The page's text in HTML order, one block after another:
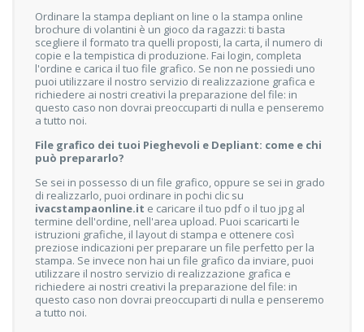
Ordinare la stampa depliant on line o la stampa online
brochure di volantini è un gioco da ragazzi: ti basta
scegliere il formato tra quelli proposti, la carta, il numero di
copie e la tempistica di produzione. Fai login, completa
l'ordine e carica il tuo file grafico. Se non ne possiedi uno
puoi utilizzare il nostro servizio di realizzazione grafica e
richiedere ai nostri creativi la preparazione del file: in
questo caso non dovrai preoccuparti di nulla e penseremo
a tutto noi.
File grafico dei tuoi Pieghevoli e Depliant: come e chi
può prepararlo?
Se sei in possesso di un file grafico, oppure se sei in grado
di realizzarlo, puoi ordinare in pochi clic su
ivacstampaonline.it e caricare il tuo pdf o il tuo jpg al
termine dell'ordine, nell'area upload. Puoi scaricarti le
istruzioni grafiche, il layout di stampa e ottenere così
preziose indicazioni per preparare un file perfetto per la
stampa. Se invece non hai un file grafico da inviare, puoi
utilizzare il nostro servizio di realizzazione grafica e
richiedere ai nostri creativi la preparazione del file: in
questo caso non dovrai preoccuparti di nulla e penseremo
a tutto noi.